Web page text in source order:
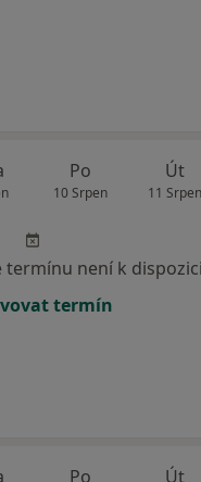
Po
10 Srpen
Út
11 Srpen
termínu není k dispozici
termín
Po Út